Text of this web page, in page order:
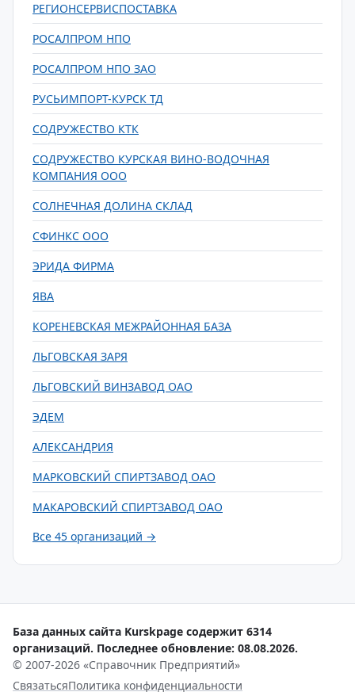
РЕГИОНСЕРВИСПОСТАВКА
РОСАЛПРОМ НПО
РОСАЛПРОМ НПО ЗАО
РУСЬИМПОРТ-КУРСК ТД
СОДРУЖЕСТВО КТК
СОДРУЖЕСТВО КУРСКАЯ ВИНО-ВОДОЧНАЯ
КОМПАНИЯ ООО
СОЛНЕЧНАЯ ДОЛИНА СКЛАД
СФИНКС ООО
ЭРИДА ФИРМА
ЯВА
КОРЕНЕВСКАЯ МЕЖРАЙОННАЯ БАЗА
ЛЬГОВСКАЯ ЗАРЯ
ЛЬГОВСКИЙ ВИНЗАВОД ОАО
ЭДЕМ
АЛЕКСАНДРИЯ
МАРКОВСКИЙ СПИРТЗАВОД ОАО
МАКАРОВСКИЙ СПИРТЗАВОД ОАО
Все 45 организаций →
База данных сайта Kurskpage содержит 6314
организаций. Последнее обновление: 08.08.2026.
© 2007-2026 «Справочник Предприятий»
СвязатьсяПолитика конфиденциальности